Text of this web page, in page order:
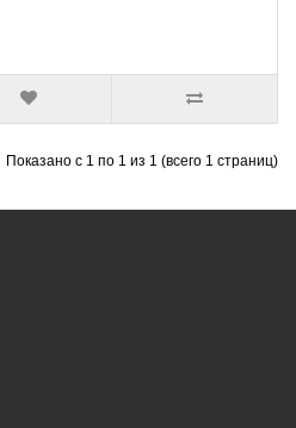
Показано с 1 по 1 из 1 (всего 1 страниц)